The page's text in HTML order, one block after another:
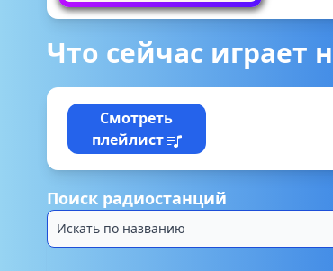
Что сейчас играет
Смотреть
плейлист
Поиск радиостанций